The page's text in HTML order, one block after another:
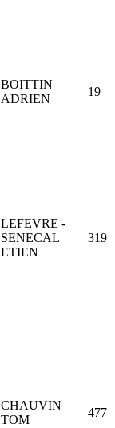
BOITTIN
ADRIEN
19
LEFEVRE -
SENECAL
ETIEN
319
CHAUVIN
TOM
477